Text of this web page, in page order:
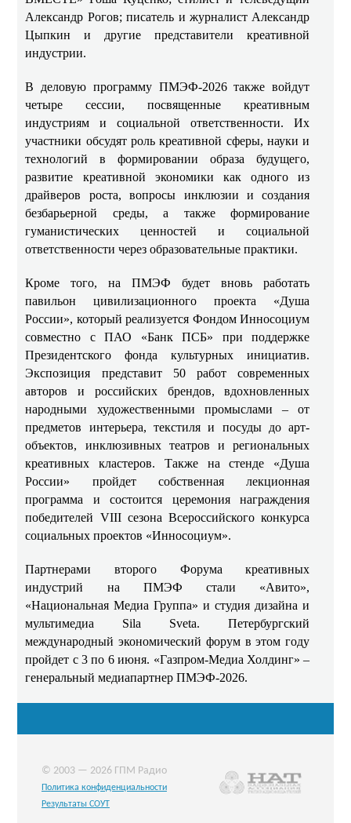
Александр Рогов; писатель и журналист Александр
Цыпкин и другие представители креативной
индустрии.
В деловую программу ПМЭФ-2026 также войдут
четыре сессии, посвященные креативным
индустриям и социальной ответственности. Их
участники обсудят роль креативной сферы, науки и
технологий в формировании образа будущего,
развитие креативной экономики как одного из
драйверов роста, вопросы инклюзии и создания
безбарьерной среды, а также формирование
гуманистических ценностей и социальной
ответственности через образовательные практики.
Кроме того, на ПМЭФ будет вновь работать
павильон цивилизационного проекта «Душа
России», который реализуется Фондом Инносоциум
совместно с ПАО «Банк ПСБ» при поддержке
Президентского фонда культурных инициатив.
Экспозиция представит 50 работ современных
авторов и российских брендов, вдохновленных
народными художественными промыслами – от
предметов интерьера, текстиля и посуды до арт-
объектов, инклюзивных театров и региональных
креативных кластеров. Также на стенде «Душа
России» пройдет собственная лекционная
программа и состоится церемония награждения
победителей VIII сезона Всероссийского конкурса
социальных проектов «Инносоциум».
Партнерами второго Форума креативных
индустрий на ПМЭФ стали «Авито»,
«Национальная Медиа Группа» и студия дизайна и
мультимедиа Sila Sveta. Петербургский
международный экономический форум в этом году
пройдет с 3 по 6 июня. «Газпром-Медиа Холдинг» –
генеральный медиапартнер ПМЭФ-2026.
© 2003 — 2026 ГПМ Радио
Политика конфиденциальности
Результаты СОУТ